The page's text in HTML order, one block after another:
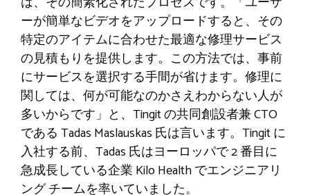
ーが簡単なビデオをアップロードすると、その
特定のアイテムに合わせた最適な修理サービス
の見積もりを提供します。この方法では、事前
にサービスを選択する手間が省けます。修理に
関しては、何が可能なのかさえわからない人が
多いからです」と、Tingit の共同創設者兼 CTO
である Tadas Maslauskas 氏は言います。Tingit に
入社する前、Tadas 氏はヨーロッパで 2 番目に
急成長している企業 Kilo Health でエンジニアリ
ング チームを率いていました。